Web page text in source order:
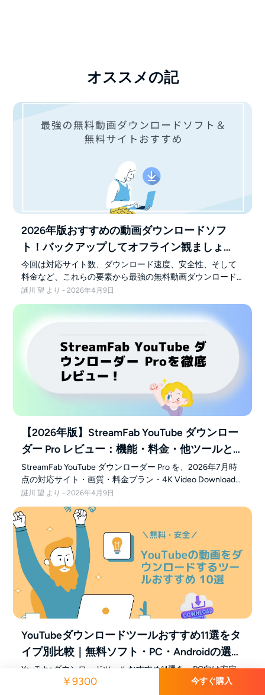
オススメの記
2026年版おすすめの動画ダウンロードソフ
ト！バックアップしてオフライン観ましょ
う〜
今回は対応サイト数、ダウンロード速度、安全性、そして
料金など、これらの要素から最強の無料動画ダウンロード
ソフトをおすすめするので、動画をダウンロードできるお
すすめのフリーソフトを知りたい場合は、ぜひ本記事を読
んでください。
謎川 望 より - 2026年4月9日
【2026年版】StreamFab YouTube ダウンロー
ダー Pro レビュー：機能・料金・他ツールと
の違いと注意点
StreamFab YouTube ダウンローダー Pro を、2026年7月時
点の対応サイト・画質・料金プラン・4K Video Downloader
Plus／CleverGet／yt-dlp との違い・v7 系での使い方・保存
できない場合の対処と選び方まで、条件付きの視点で整理
して解説します。
謎川 望 より - 2026年4月9日
YouTubeダウンロードツールおすすめ11選をタ
イプ別比較｜無料ソフト・PC・Androidの選び
方
YouTubeダウンロードツールおすすめ11選を、PC向け安定
型、無料ソフト型、上級者向け、Android向け、オンライン
￥9300 今すぐ購入